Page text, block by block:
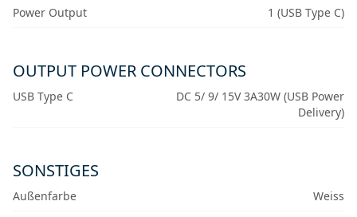
Power Output 1 (USB Type C)
OUTPUT POWER CONNECTORS
USB Type C
DC 5/ 9/ 15V 3A30W (USB Power
Delivery)
SONSTIGES
Außenfarbe
Weiss